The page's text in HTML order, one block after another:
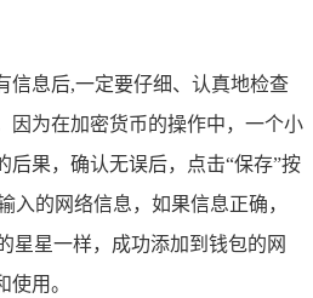
信息后,一定要仔细、认真地检查
因为在加密货币的操作中，一个小
后果，确认无误后，点击“保存”按
入的网络信息，如果信息正确，
星星一样，成功添加到钱包的网
用。